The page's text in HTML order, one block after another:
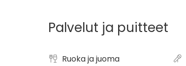
Palvelut ja puitteet
Ruoka ja juoma